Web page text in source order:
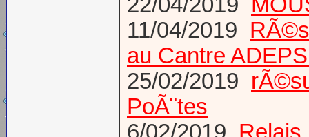
11/04/2019
au Cantre
25/02/2019
PoÃ¨tes